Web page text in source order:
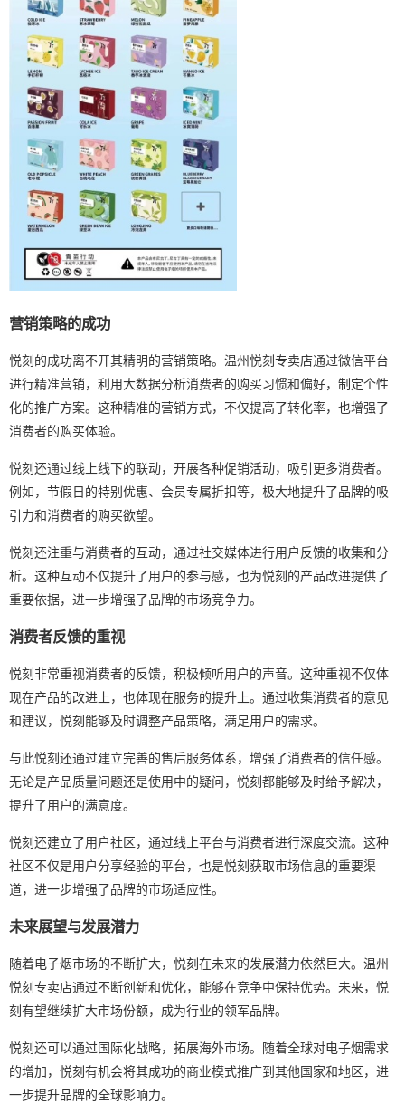
营销策略的成功
悦刻的成功离不开其精明的营销策略。温州悦刻专卖店通过微信平台
进行精准营销，利用大数据分析消费者的购买习惯和偏好，制定个性
化的推广方案。这种精准的营销方式，不仅提高了转化率，也增强了
消费者的购买体验。
悦刻还通过线上线下的联动，开展各种促销活动，吸引更多消费者。
例如，节假日的特别优惠、会员专属折扣等，极大地提升了品牌的吸
引力和消费者的购买欲望。
悦刻还注重与消费者的互动，通过社交媒体进行用户反馈的收集和分
析。这种互动不仅提升了用户的参与感，也为悦刻的产品改进提供了
重要依据，进一步增强了品牌的市场竞争力。
消费者反馈的重视
悦刻非常重视消费者的反馈，积极倾听用户的声音。这种重视不仅体
现在产品的改进上，也体现在服务的提升上。通过收集消费者的意见
和建议，悦刻能够及时调整产品策略，满足用户的需求。
与此悦刻还通过建立完善的售后服务体系，增强了消费者的信任感。
无论是产品质量问题还是使用中的疑问，悦刻都能够及时给予解决，
提升了用户的满意度。
悦刻还建立了用户社区，通过线上平台与消费者进行深度交流。这种
社区不仅是用户分享经验的平台，也是悦刻获取市场信息的重要渠
道，进一步增强了品牌的市场适应性。
未来展望与发展潜力
随着电子烟市场的不断扩大，悦刻在未来的发展潜力依然巨大。温州
悦刻专卖店通过不断创新和优化，能够在竞争中保持优势。未来，悦
刻有望继续扩大市场份额，成为行业的领军品牌。
悦刻还可以通过国际化战略，拓展海外市场。随着全球对电子烟需求
的增加，悦刻有机会将其成功的商业模式推广到其他国家和地区，进
一步提升品牌的全球影响力。